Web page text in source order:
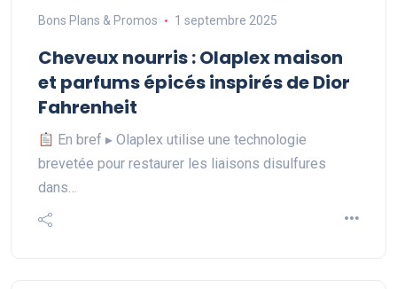
Bons Plans & Promos 1 septembre 2025
Cheveux nourris : Olaplex maison
et parfums épicés inspirés de Dior
Fahrenheit
En bref ▸ Olaplex utilise une technologie
brevetée pour restaurer les liaisons disulfures
dans…